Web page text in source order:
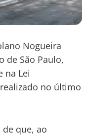
Nogueira
de São Paulo,
na Lei
no último
de que, ao